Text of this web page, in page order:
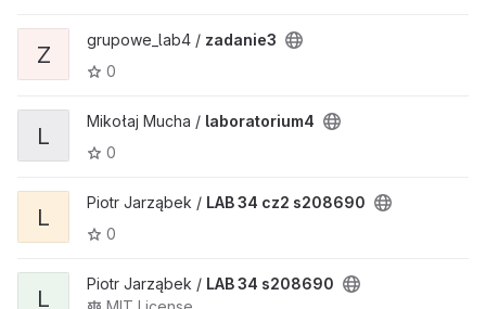
Z
grupowe_lab4 / zadanie3
0
L
Mikołaj Mucha / laboratorium4
0
L
Piotr Jarząbek / LAB 34 cz2 s208690
0
L
Piotr Jarząbek / LAB 34 s208690